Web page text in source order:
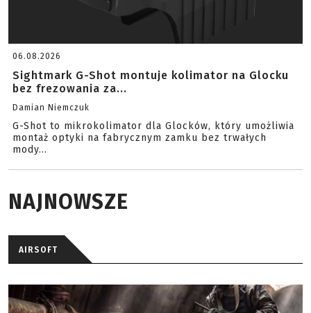
06.08.2026
Sightmark G-Shot montuje kolimator na Glocku
bez frezowania za...
Damian Niemczuk
G-Shot to mikrokolimator dla Glocków, który umożliwia
montaż optyki na fabrycznym zamku bez trwałych
mody...
NAJNOWSZE
AIRSOFT